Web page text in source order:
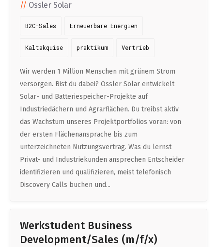
Ossler Solar
B2C-Sales Erneuerbare Energien
Kaltakquise praktikum Vertrieb
Wir werden 1 Million Menschen mit grünem Strom
versorgen. Bist du dabei? Ossler Solar entwickelt
Solar- und Batteriespeicher-Projekte auf
Industriedächern und Agrarflächen. Du treibst aktiv
das Wachstum unseres Projektportfolios voran: von
der ersten Flächenansprache bis zum
unterzeichneten Nutzungsvertrag. Was du lernst
Privat- und Industriekunden ansprechen Entscheider
identifizieren und qualifizieren, meist telefonisch
Discovery Calls buchen und...
Werkstudent Business
Development/Sales (m/f/x)